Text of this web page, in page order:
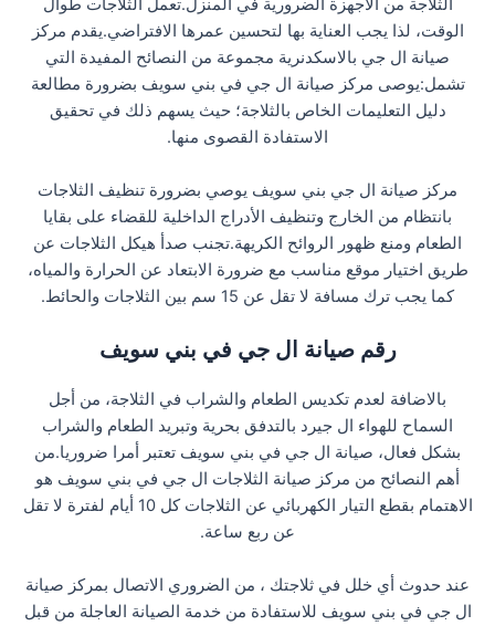
الثلاجة من الأجهزة الضرورية في المنزل.تعمل الثلاجات طوال
الوقت، لذا يجب العناية بها لتحسين عمرها الافتراضي.يقدم مركز
صيانة ال جي بالاسكدنرية مجموعة من النصائح المفيدة التي
تشمل:يوصى مركز صيانة ال جي في بني سويف بضرورة مطالعة
دليل التعليمات الخاص بالثلاجة؛ حيث يسهم ذلك في تحقيق
الاستفادة القصوى منها.
مركز صيانة ال جي بني سويف يوصي بضرورة تنظيف الثلاجات
بانتظام من الخارج وتنظيف الأدراج الداخلية للقضاء على بقايا
الطعام ومنع ظهور الروائح الكريهة.تجنب صدأ هيكل الثلاجات عن
طريق اختيار موقع مناسب مع ضرورة الابتعاد عن الحرارة والمياه،
كما يجب ترك مسافة لا تقل عن 15 سم بين الثلاجات والحائط.
رقم صيانة ال جي في بني سويف
بالاضافة لعدم تكديس الطعام والشراب في الثلاجة، من أجل
السماح للهواء ال جيرد بالتدفق بحرية وتبريد الطعام والشراب
بشكل فعال، صيانة ال جي في بني سويف تعتبر أمرا ضروريا.من
أهم النصائح من مركز صيانة الثلاجات ال جي في بني سويف هو
الاهتمام بقطع التيار الكهربائي عن الثلاجات كل 10 أيام لفترة لا تقل
عن ربع ساعة.
عند حدوث أي خلل في ثلاجتك ، من الضروري الاتصال بمركز صيانة
ال جي في بني سويف للاستفادة من خدمة الصيانة العاجلة من قبل